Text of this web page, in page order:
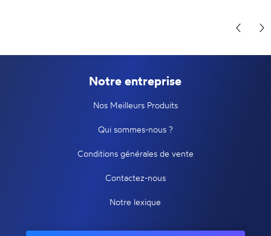
Notre entreprise
Nos Meilleurs Produits
Qui sommes-nous ?
Conditions générales de vente
Contactez-nous
Notre lexique